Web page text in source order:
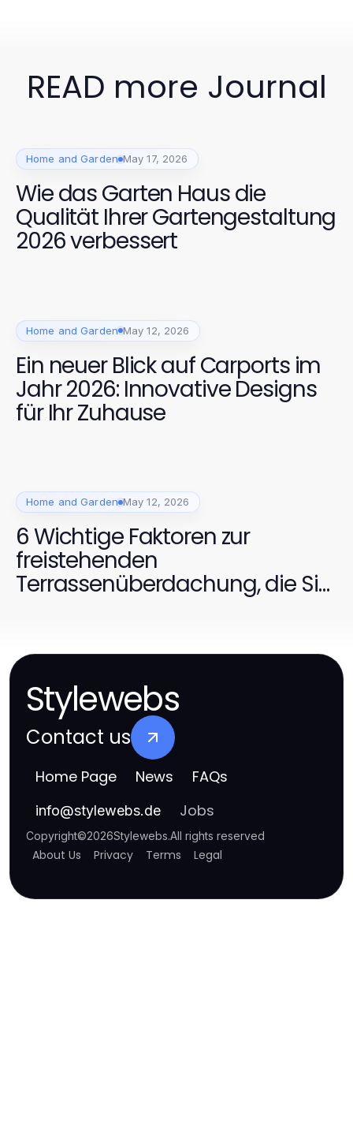
READ more Journal
Home and Garden May 17, 2026
Wie das Garten Haus die
Qualität Ihrer Gartengestaltung
2026 verbessert
Home and Garden May 12, 2026
Ein neuer Blick auf Carports im
Jahr 2026: Innovative Designs
für Ihr Zuhause
Home and Garden May 12, 2026
6 Wichtige Faktoren zur
freistehenden
Terrassenüberdachung, die Sie
Stylewebs
Contact us
Home Page News FAQs
info@stylewebs.de Jobs
Copyright©2026Stylewebs.All rights reserved
About Us Privacy Terms Legal